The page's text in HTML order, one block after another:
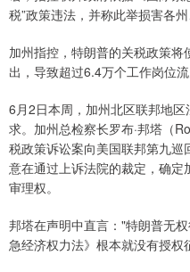
税”政策违法，并称此举损害各
加州指控，特朗普的关税政策
出，导致超过6.4万个工作岗位
6月2日本周，加州北区联邦地
求。加州总检察长罗布·邦塔（
税政策诉讼案向美国联邦第九
意在通过上诉法院的裁定，确
审理权。
邦塔在声明中直言："特朗普无
急经济权力法》根本就没有授权